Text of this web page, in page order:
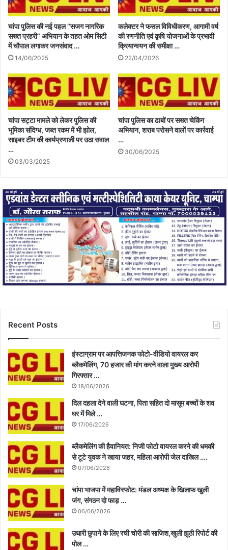
चांपा पुलिस की नई पहल “सजग नागरिक
सख्त प्रहरी” अभियान के तहत ओम सिटी
में चौपाल लगाकर जनसंवाद …
14/06/2025
कलेक्टर ने फसल विविधीकरण, आगामी वर्ष
की रणनीति एवं कृषि योजनाओं के प्रभावी
क्रियान्वयन की समीक्षा …
22/04/2026
चांपा सट्टा मामले को लेकर पुलिस की
भूमिका संदिग्ध, जब्त रकम में भी झोल,
साइबर टीम की कार्यप्रणाली पर उठा सवाल
…
03/03/2025
चांपा पुलिस का ढाबों पर सख्त चेकिंग
अभियान, शराब परोसने वालों पर कार्रवाई
…
30/06/2025
Recent Posts
इंस्टाग्राम पर आपत्तिजनक फोटो-वीडियो वायरल कर
ब्लैकमेलिंग, 70 हजार की मांग करने वाला मुख्य आरोपी
गिरफ्तार …
18/06/2026
दिल दहला देने वाली घटना, पिता सहित दो मासूम बच्चों के शव
घर में मिले …
17/06/2026
ब्लैकमेलिंग की हैवानियत: निजी फोटो वायरल करने की धमकी
से टूटे युवक ने खाया जहर, महिला आरोपी जेल दाखिल ….
07/06/2026
चांपा भाजपा में महाविस्फोट: मंडल अध्यक्ष के खिलाफ खुली
जंग, संगठन दो फाड़ …
06/06/2026
उधारी छुपाने के लिए रची चोरी की साजिश,खुली झूठी रिपोर्ट की
पोल …